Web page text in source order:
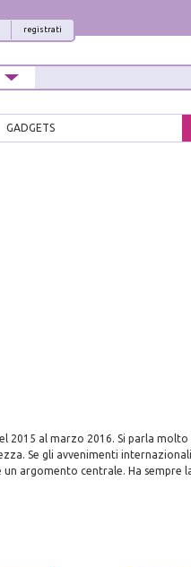
registrati
GADGETS
2015 al marzo 2016. Si parla molto
Se gli avvenimenti
argomento centrale. Ha sempre